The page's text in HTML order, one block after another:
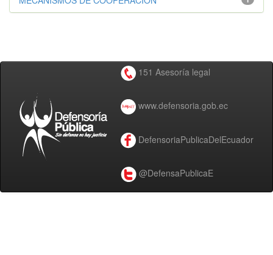
151 Asesoría legal
www.defensoria.gob.ec
DefensoriaPublicaDelEcuador
@DefensaPublicaE